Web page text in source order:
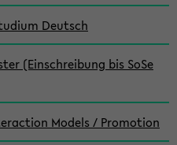
Deutsch
(Einschreibung bis SoSe
Models / Promotion